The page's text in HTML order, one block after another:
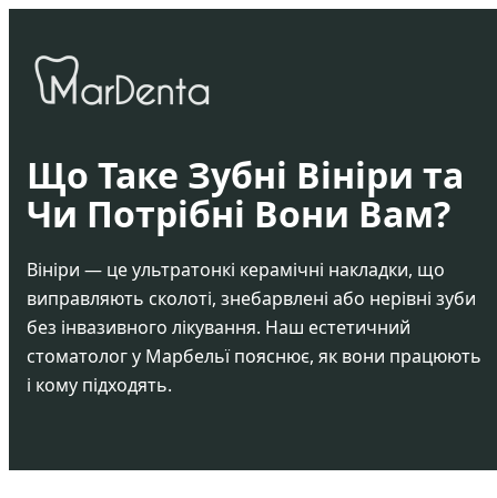
Що Таке Зубні Вініри та
Чи Потрібні Вони Вам?
Вініри — це ультратонкі керамічні накладки, що
виправляють сколоті, знебарвлені або нерівні зуби
без інвазивного лікування. Наш естетичний
стоматолог у Марбельї пояснює, як вони працюють
і кому підходять.